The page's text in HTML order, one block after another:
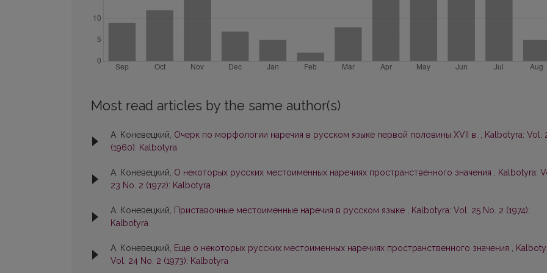
Most read articles by the same author(s)
А. Коневецкий, Очерк по морфологии наречия в русском языке первой половины XVII в. , Kalbotyra: Vol.
(1960): Kalbotyra
А. Коневецкий, О некоторых русских местоименных наречиях пространственного значения , Kalbotyra:
23 No. 2 (1972): Kalbotyra
А. Коневецкий, Приставочные местоименные наречия в русском языке , Kalbotyra: Vol. 25 No. 2 (1974):
Kalbotyra
А. Коневецкий, Еще о некоторых русских местоименных наречиях пространственного значения ,
Vol. 24 No. 2 (1973): Kalbotyra